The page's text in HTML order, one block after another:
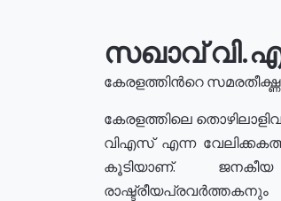
സഖാവ്
കേരളത്തിൻറെ
കേരളത്തിലെ
വിഎസ് എന്ന
കൂടിയാണ്.